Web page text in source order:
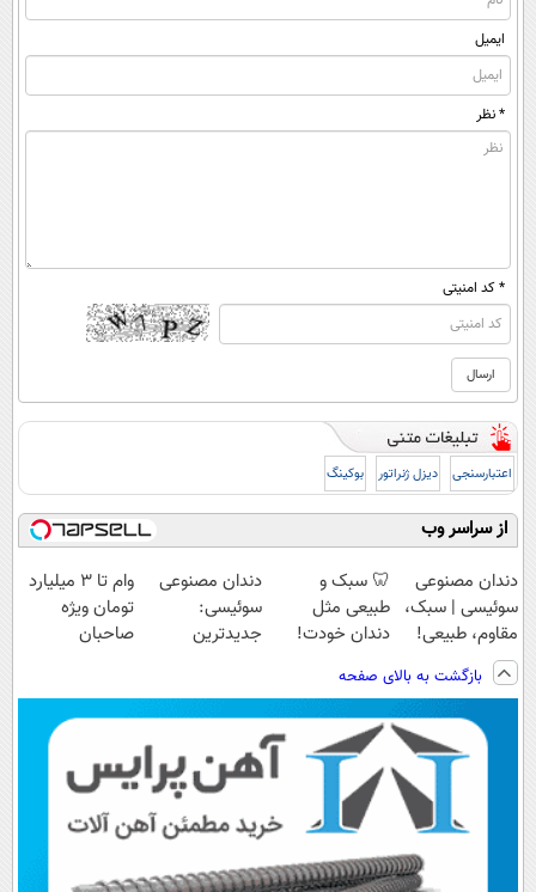
ایمیل
* نظر
* کد امنیتی
اعتبارسنجی دیزل ژنراتور بوکینگ
از سراسر وب
دندان مصنوعی
سوئیسی | سبک،
مقاوم، طبیعی!
ویزیت
رایگان+پرداخت
اقساطی😍
🦷 سبک و
طبیعی مثل
دندان خودت!
پرداخت اقساطی
💳 📍 تهران
دندان مصنوعی
سوئیسی:
جدیدترین
پرداخت قسطی
وام تا ۳ میلیارد
تومان ویژه
صاحبان
بازگشت به بالای صفحه